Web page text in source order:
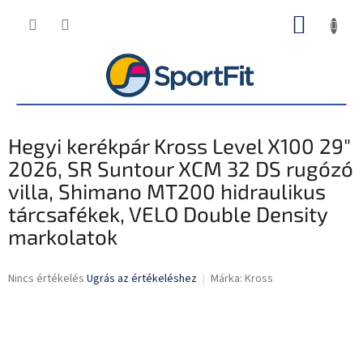
KOSÁR
Hegyi kerékpár Kross Level X100 29"
2026, SR Suntour XCM 32 DS rugózó
villa, Shimano MT200 hidraulikus
tárcsafékek, VELO Double Density
markolatok
A
Nincs értékelés Ugrás az értékeléshez Márka: Kross